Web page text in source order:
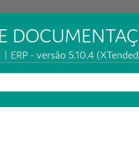
ERP - versão 5.10.4